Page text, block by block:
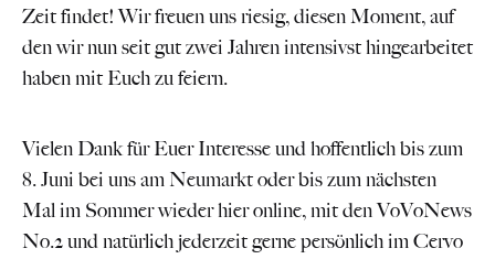
Zeit findet! Wir freuen uns riesig, diesen Moment, auf
den wir nun seit gut zwei Jahren intensivst hingearbeitet
haben mit Euch zu feiern.
Vielen Dank für Euer Interesse und hoffentlich bis zum
8. Juni bei uns am Neumarkt oder bis zum nächsten
Mal im Sommer wieder hier online, mit den VoVoNews
No.2 und natürlich jederzeit gerne persönlich im Cervo